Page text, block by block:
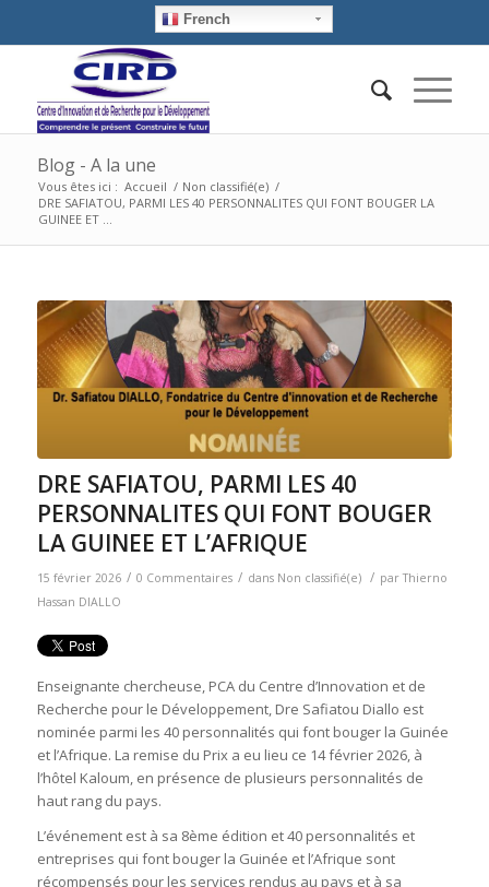
French
Blog - A la une
Vous êtes ici : Accueil / Non classifié(e) /
DRE SAFIATOU, PARMI LES 40 PERSONNALITES QUI FONT BOUGER LA
GUINEE ET ...
DRE SAFIATOU, PARMI LES 40
PERSONNALITES QUI FONT BOUGER
LA GUINEE ET L’AFRIQUE
15 février 2026 / 0 Commentaires / dans Non classifié(e) / parThierno
Hassan DIALLO
Enseignante chercheuse, PCA du Centre d’Innovation et de
Recherche pour le Développement, Dre Safiatou Diallo est
nominée parmi les 40 personnalités qui font bouger la Guinée
et l’Afrique. La remise du Prix a eu lieu ce 14 février 2026, à
l’hôtel Kaloum, en présence de plusieurs personnalités de
haut rang du pays.
L’événement est à sa 8ème édition et 40 personnalités et
entreprises qui font bouger la Guinée et l’Afrique sont
récompensés pour les services rendus au pays et à sa